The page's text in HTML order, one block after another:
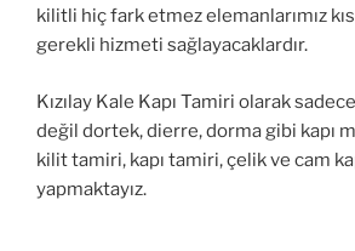
kilitli hiç fark etmez elemanlarımız
gerekli hizmeti sağlayacaklardır.
Kızılay Kale Kapı Tamiri olarak
değil dortek, dierre, dorma gibi kapı
kilit tamiri, kapı tamiri, çelik ve cam
yapmaktayız.